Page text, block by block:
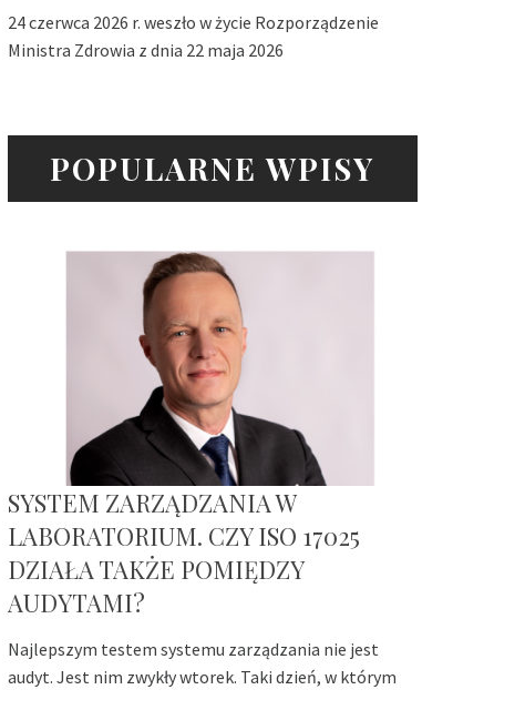
24 czerwca 2026 r. weszło w życie Rozporządzenie
Ministra Zdrowia z dnia 22 maja 2026
POPULARNE WPISY
SYSTEM ZARZĄDZANIA W
LABORATORIUM. CZY ISO 17025
DZIAŁA TAKŻE POMIĘDZY
AUDYTAMI?
Najlepszym testem systemu zarządzania nie jest
audyt. Jest nim zwykły wtorek. Taki dzień, w którym